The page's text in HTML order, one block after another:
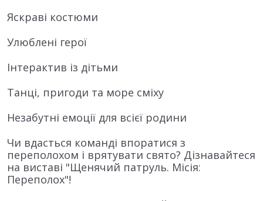
Яскраві костюми
Улюблені герої
Інтерактив із дітьми
Танці, пригоди та море сміху
Незабутні емоції для всієї родини
Чи вдасться команді впоратися з
переполохом і врятувати свято? Дізнавайтеся
на виставі "Щенячий патруль. Місія:
Переполох"!